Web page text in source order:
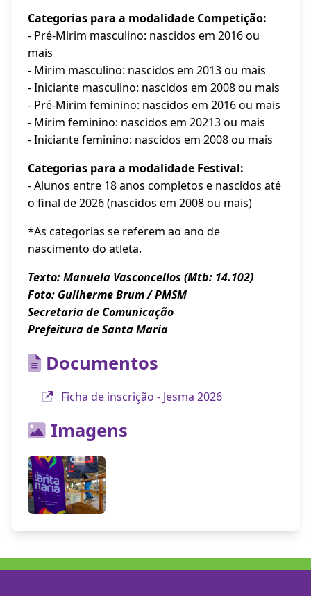
Categorias para a modalidade Competição:
- Pré-Mirim masculino: nascidos em 2016 ou
mais
- Mirim masculino: nascidos em 2013 ou mais
- Iniciante masculino: nascidos em 2008 ou mais
- Pré-Mirim feminino: nascidos em 2016 ou mais
- Mirim feminino: nascidos em 20213 ou mais
- Iniciante feminino: nascidos em 2008 ou mais
Categorias para a modalidade Festival:
- Alunos entre 18 anos completos e nascidos até
o final de 2026 (nascidos em 2008 ou mais)
*As categorias se referem ao ano de
nascimento do atleta.
Texto: Manuela Vasconcellos (Mtb: 14.102)
Foto: Guilherme Brum / PMSM
Secretaria de Comunicação
Prefeitura de Santa Maria
Documentos
Ficha de inscrição - Jesma 2026
Imagens